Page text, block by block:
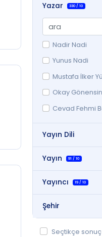
Medya
Kültür-Sanat
Eğitim
Felsefe / Fikir
Daha fazla
Yazar 330/10
Nadir Nadi
Yunus Nadi
Mustafa İlker
Okay Gönensin
Cevad Fehmi
Necmettin
Erol Dallı
Çetin Özbayrak
Daha fazla
Yayın Dili
Yayın 91 /10
Yayıncı 19/10
Şehir
Seçtikçe